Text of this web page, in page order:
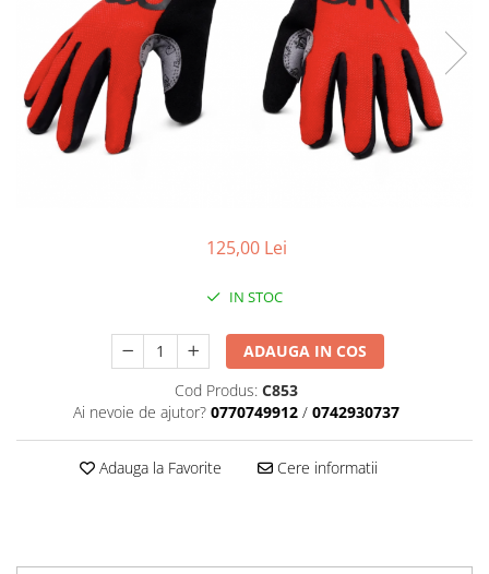
Saboti de frana
Schimbatoare viteze
Scule bicicleta
Sei bicicleta
125,00 Lei
IN STOC
ADAUGA IN COS
Cod Produs: C853
Ai nevoie de ajutor? 0770749912 / 0742930737
Adauga la Favorite Cere informatii